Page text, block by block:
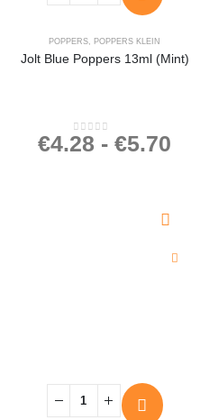
POPPERS POPPERS KLEIN
Jolt Blue Poppers 13ml (Mint)
0out of 5
€4.28 - €5.70